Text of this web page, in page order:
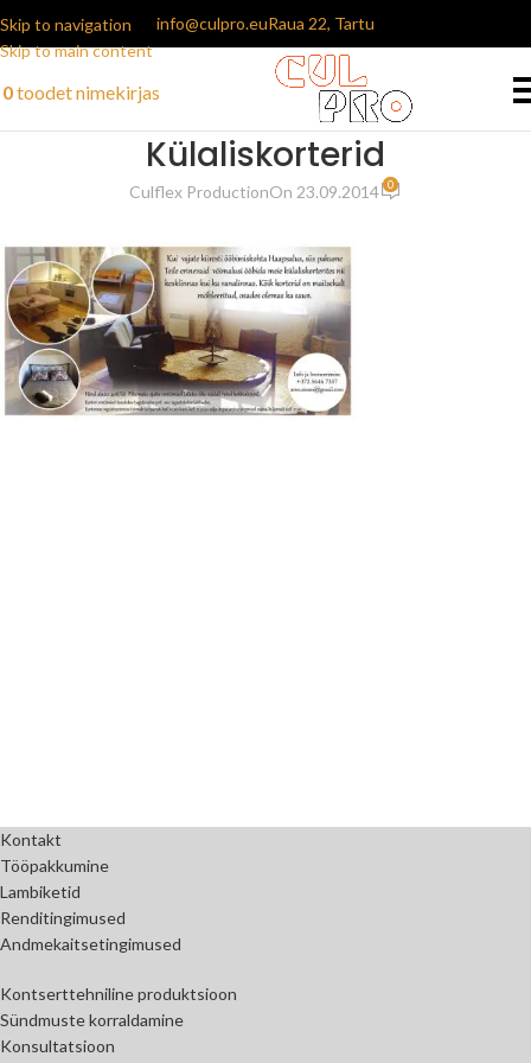
Skip to navigation
Skip to main content
info@culpro.euRaua 22, Tartu
0toodetnimekirjas
Külaliskorterid
Culflex ProductionOn 23.09.2014 0
Kontakt
Tööpakkumine
Lambiketid
Renditingimused
Andmekaitsetingimused
Kontserttehniline produktsioon
Sündmuste korraldamine
Konsultatsioon